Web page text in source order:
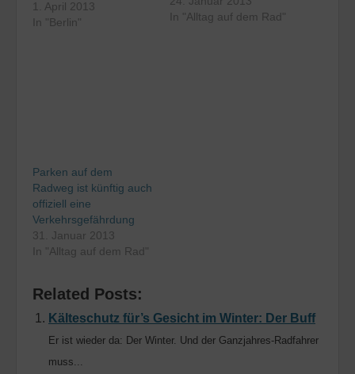
1. April 2013
In "Berlin"
allerdings hat es mich
In "Alltag auf dem Rad"
Parken auf dem
Radweg ist künftig auch
offiziell eine
Verkehrsgefährdung
31. Januar 2013
In "Alltag auf dem Rad"
Related Posts:
Kälteschutz für’s Gesicht im Winter: Der Buff
Er ist wieder da: Der Winter. Und der Ganzjahres-Radfahrer
muss...